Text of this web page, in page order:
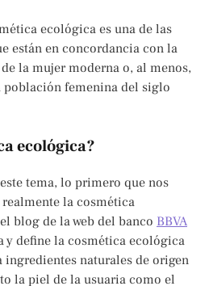
ecológica es una de las
están en concordancia con la
la mujer moderna o, al menos,
población femenina del siglo
ecológica?
tema, lo primero que nos
realmente la cosmética
blog de la web del banco BBVA
y define la cosmética ecológica
naturales de origen
la piel de la usuaria como el